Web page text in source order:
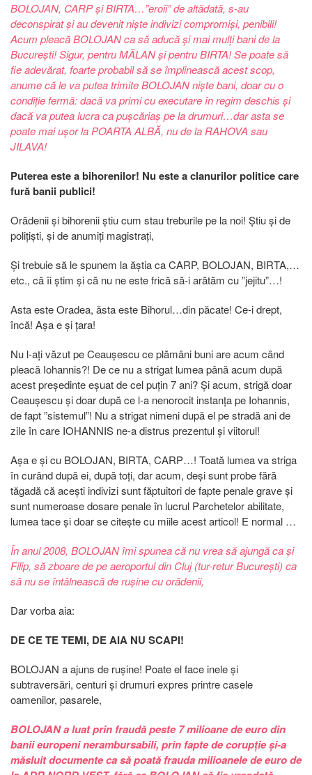
BOLOJAN, CARP și BIRTA…”eroii” de altădată, s-au
deconspirat și au devenit niște indivizi compromiși, penibili!
Acum pleacă BOLOJAN ca să aducă și mai mulți bani de la
București! Sigur, pentru MĂLAN și pentru BIRTA! Se poate să
fie adevărat, foarte probabil să se împlinească acest scop,
anume că le va putea trimite BOLOJAN niște bani, doar cu o
condiție fermă: dacă va primi cu executare în regim deschis și
dacă va putea lucra ca pușcăriaș pe la drumuri…dar asta se
poate mai ușor la POARTA ALBĂ, nu de la RAHOVA sau
JILAVA!
Puterea este a bihorenilor! Nu este a clanurilor politice care
fură banii publici!
Orădenii și bihorenii știu cum stau treburile pe la noi! Știu și de
polițiști, și de anumiți magistrați,
Și trebuie să le spunem la ăștia ca CARP, BOLOJAN, BIRTA,…
etc., că îi știm și că nu ne este frică să-i arătăm cu ”jejitu”…!
Asta este Oradea, ăsta este Bihorul…din păcate! Ce-i drept,
încă! Așa e și țara!
Nu l-ați văzut pe Ceaușescu ce plămâni buni are acum când
pleacă Iohannis?! De ce nu a strigat lumea până acum după
acest președinte eșuat de cel puțin 7 ani? Și acum, strigă doar
Ceaușescu și doar după ce l-a nenorocit instanța pe Iohannis,
de fapt ”sistemul”! Nu a strigat nimeni după el pe stradă ani de
zile în care IOHANNIS ne-a distrus prezentul și viitorul!
Așa e și cu BOLOJAN, BIRTA, CARP…! Toată lumea va striga
în curând după ei, după toți, dar acum, deși sunt probe fără
tăgadă că acești indivizi sunt făptuitori de fapte penale grave și
sunt numeroase dosare penale în lucrul Parchetelor abilitate,
lumea tace și doar se citește cu miile acest articol! E normal …
În anul 2008, BOLOJAN îmi spunea că nu vrea să ajungă ca și
Filip, să zboare de pe aeroportul din Cluj (tur-retur București) ca
să nu se întâlnească de rușine cu orădenii,
Dar vorba aia:
DE CE TE TEMI, DE AIA NU SCAPI!
BOLOJAN a ajuns de rușine! Poate el face inele și
subtraversări, centuri și drumuri expres printre casele
oamenilor, pasarele,
BOLOJAN a luat prin fraudă peste 7 milioane de euro din
banii europeni nerambursabili, prin fapte de corupție și-a
măsluit documente ca să poată frauda milioanele de euro de